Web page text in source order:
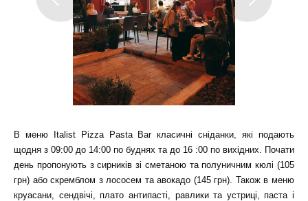
В меню Italist Pizza Pasta Bar класичні сніданки, які подають
щодня з 09:00 до 14:00 по буднях та до 16 :00 по вихідних. Почати
день пропонують з сирників зі сметаною та полуничним кюлі (105
грн) або скремблом з лососем та авокадо (145 грн). Також в меню
круасани, сендвічі, плато антипасті, равлики та устриці, паста і